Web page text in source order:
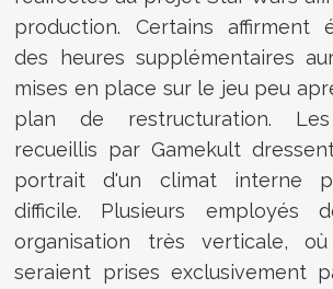
production. Certains affirment
des heures supplémentaires
mises en place sur le jeu peu
plan de restructuration. Les
recueillis par Gamekult
portrait d'un climat interne
difficile. Plusieurs employés
organisation très verticale,
seraient prises exclusivement